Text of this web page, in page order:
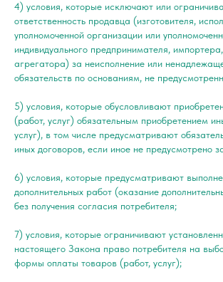
4) условия, которые исключают или
ответственность продавца (изготовителя,
уполномоченной организации или
индивидуального предпринимателя,
агрегатора) за неисполнение или
обязательств по основаниям, не
5) условия, которые обусловливают
(работ, услуг) обязательным приобретением
услуг), в том числе предусматривают
иных договоров, если иное не предусмотрено
6) условия, которые предусматривают
дополнительных работ (оказание
без получения согласия потребителя;
7) условия, которые ограничивают
настоящего Закона право потребителя на
формы оплаты товаров (работ, услуг);